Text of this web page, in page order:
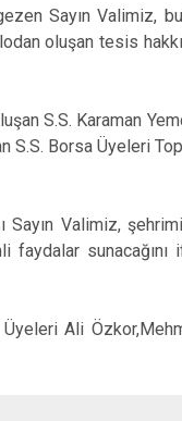
Sayın Valimiz,
oluşan tesis
S.S. Karaman
S.S. Borsa Üyeleri
Sayın Valimiz,
faydalar
Ali